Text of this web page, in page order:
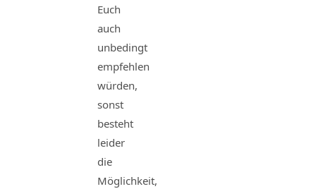
Euch
auch
unbedingt
empfehlen
würden,
sonst
besteht
leider
die
Möglichkeit,